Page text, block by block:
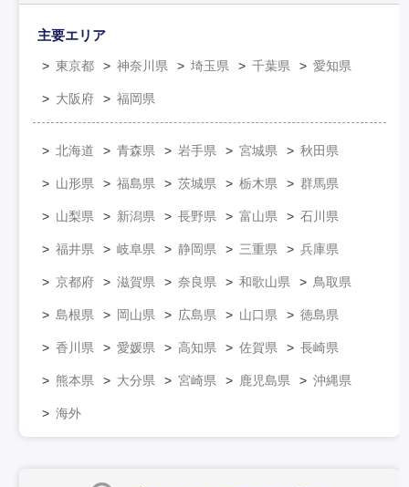
主要エリア
東京都 神奈川県 埼玉県 千葉県 愛知県
大阪府 福岡県
北海道 青森県 岩手県 宮城県 秋田県
山形県 福島県 茨城県 栃木県 群馬県
山梨県 新潟県 長野県 富山県 石川県
福井県 岐阜県 静岡県 三重県 兵庫県
京都府 滋賀県 奈良県 和歌山県 鳥取県
島根県 岡山県 広島県 山口県 徳島県
香川県 愛媛県 高知県 佐賀県 長崎県
熊本県 大分県 宮崎県 鹿児島県 沖縄県
海外